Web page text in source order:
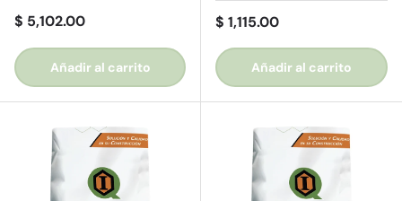
Precio normal
$ 5,102.00
Añadir al carrito
Precio normal
$ 1,115.00
Añadir al carrito